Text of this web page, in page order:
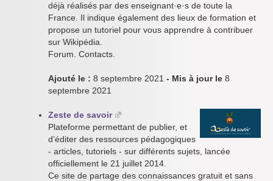
déjà réalisés par des enseignant·e·s de toute la
France. Il indique également des lieux de formation et
propose un tutoriel pour vous apprendre à contribuer
sur Wikipédia.
Forum. Contacts.
Ajouté le : 8 septembre 2021 - Mis à jour le 8
septembre 2021
Zeste de savoir
Plateforme permettant de publier, et
d’éditer des ressources pédagogiques
- articles, tutoriels - sur différents sujets, lancée
officiellement le 21 juillet 2014.
Ce site de partage des connaissances gratuit et sans